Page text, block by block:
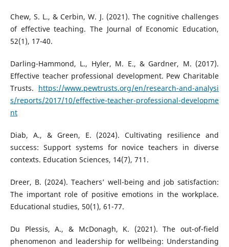
Chew, S. L., & Cerbin, W. J. (2021). The cognitive challenges
of effective teaching. The Journal of Economic Education,
52(1), 17-40.
Darling-Hammond, L., Hyler, M. E., & Gardner, M. (2017).
Effective teacher professional development. Pew Charitable
Trusts. https://www.pewtrusts.org/en/research-and-analysi
s/reports/2017/10/effective-teacher-professional-developme
nt
Diab, A., & Green, E. (2024). Cultivating resilience and
success: Support systems for novice teachers in diverse
contexts. Education Sciences, 14(7), 711.
Dreer, B. (2024). Teachers’ well-being and job satisfaction:
The important role of positive emotions in the workplace.
Educational studies, 50(1), 61-77.
Du Plessis, A., & McDonagh, K. (2021). The out-of-field
phenomenon and leadership for wellbeing: Understanding